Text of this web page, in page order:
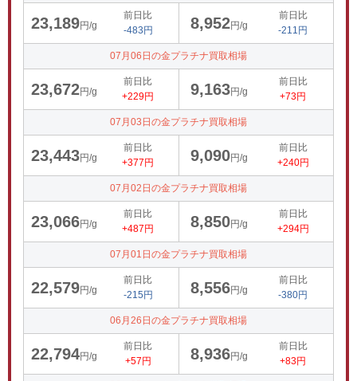
23,189円/g
前日比
-483円
8,952円/g
前日比
-211円
07月06日の金プラチナ買取相場
23,672円/g
前日比
+229円
9,163円/g
前日比
+73円
07月03日の金プラチナ買取相場
23,443円/g
前日比
+377円
9,090円/g
前日比
+240円
07月02日の金プラチナ買取相場
23,066円/g
前日比
+487円
8,850円/g
前日比
+294円
07月01日の金プラチナ買取相場
22,579円/g
前日比
-215円
8,556円/g
前日比
-380円
06月26日の金プラチナ買取相場
22,794円/g
前日比
+57円
8,936円/g
前日比
+83円